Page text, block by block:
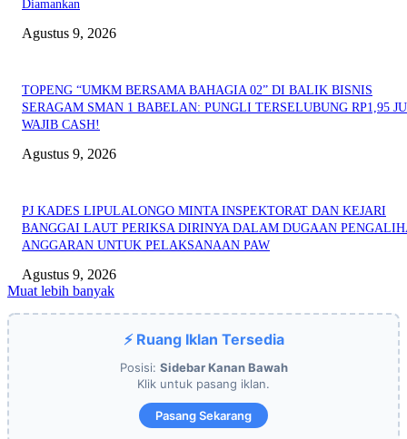
Diamankan
Agustus 9, 2026
TOPENG “UMKM BERSAMA BAHAGIA 02” DI BALIK BISNIS
SERAGAM SMAN 1 BABELAN: PUNGLI TERSELUBUNG RP1,95
WAJIB CASH!
Agustus 9, 2026
PJ KADES LIPULALONGO MINTA INSPEKTORAT DAN KEJARI
BANGGAI LAUT PERIKSA DIRINYA DALAM DUGAAN
ANGGARAN UNTUK PELAKSANAAN PAW
Agustus 9, 2026
Muat lebih banyak
⚡ Ruang Iklan Tersedia
Posisi: Sidebar Kanan Bawah
Klik untuk pasang iklan.
Pasang Sekarang